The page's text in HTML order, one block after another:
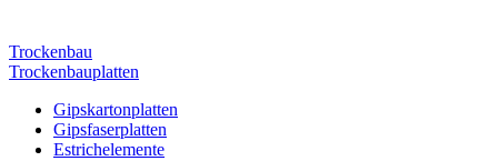
Trockenbau
Trockenbauplatten
Gipskartonplatten
Gipsfaserplatten
Estrichelemente